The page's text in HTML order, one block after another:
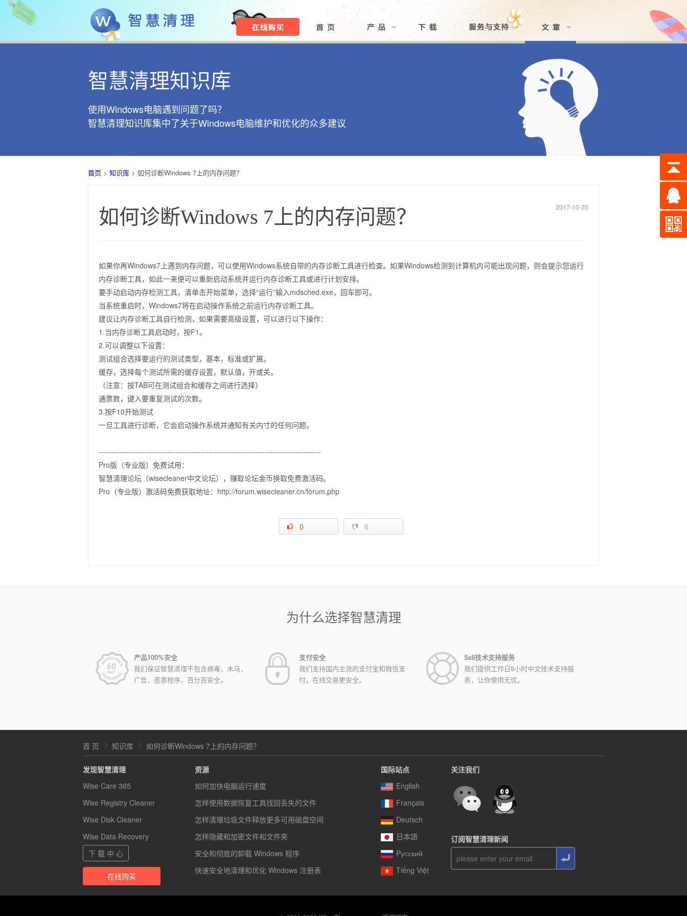
智慧清理知识库
使用Windows电脑遇到问题了吗？
智慧清理知识库集中了关于Windows电脑维护和优化的众多建议
首页 > 知识库 > 如何诊断Windows 7上的内存问题？
2017-10-25
如何诊断Windows 7上的内存问题？
如果你再Windows7上遇到内存问题，可以使用Windows系统自带的内存诊断工具进行检查。如果Windows检测到计算机内可能出现问题，则会提示您运行
内存诊断工具，如此一来便可以重新启动系统并运行内存诊断工具或进行计划安排。
要手动启动内存检测工具，清单击开始菜单，选择“运行”输入mdsched.exe，回车即可。
当系统重启时，Windows7将在启动操作系统之前运行内存诊断工具。
建议让内存诊断工具自行检测，如果需要高级设置，可以进行以下操作：
1.当内存诊断工具启动时，按F1。
2.可以调整以下设置：
测试组合选择要运行的测试类型，基本，标准或扩展。
缓存，选择每个测试所需的缓存设置，默认值，开或关。
（注意：按TAB可在测试组合和缓存之间进行选择）
通票数，键入要重复测试的次数。
3.按F10开始测试
一旦工具进行诊断，它会启动操作系统并通知有关内寸的任何问题。
---------------------------------------------------------------------------------------
Pro版（专业版）免费试用：
智慧清理论坛（wisecleaner中文论坛），赚取论坛金币换取免费激活码。
Pro（专业版）激活码免费获取地址：http://forum.wisecleaner.cn/forum.php
0 0
为什么选择智慧清理
产品100%安全
我们保证智慧清理不包含病毒，木马，
广告，恶意程序，百分百安全。
支付安全
我们支持国内主流的支付宝和微信支
付，在线交易更安全。
5x8技术支持服务
我们提供工作日8小时中文技术支持服
务，让你使用无忧。
首 页 知识库 如何诊断Windows 7上的内存问题？
发现智慧清理
Wise Care 365
Wise Registry Cleaner
Wise Disk Cleaner
Wise Data Recovery
下 载 中 心
在线购买
资源
如何加快电脑运行速度
怎样使用数据恢复工具找回丢失的文件
怎样清理垃圾文件释放更多可用磁盘空间
怎样隐藏和加密文件和文件夹
安全和彻底的卸载 Windows 程序
快速安全地清理和优化 Windows 注册表
国际站点
English
Français
Deutsch
日本語
Pусский
Tiếng Việt
关注我们
订阅智慧清理新闻